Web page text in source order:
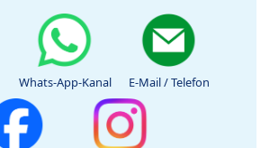
Whats-App-Kanal E-Mail / Telefon